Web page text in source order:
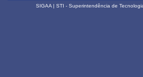
SIGAA | STI - Superintendência de